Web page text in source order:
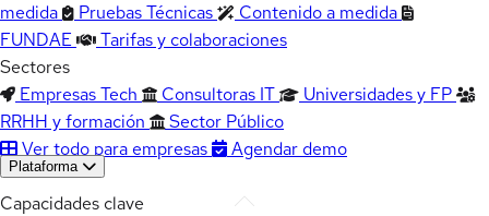
medida
Pruebas Técnicas
Contenido a medida
FUNDAE
Tarifas y colaboraciones
Sectores
Empresas Tech
Consultoras IT
Universidades y FP
RRHH y formación
Sector Público
Ver todo para empresas
Agendar demo
Plataforma
Capacidades clave